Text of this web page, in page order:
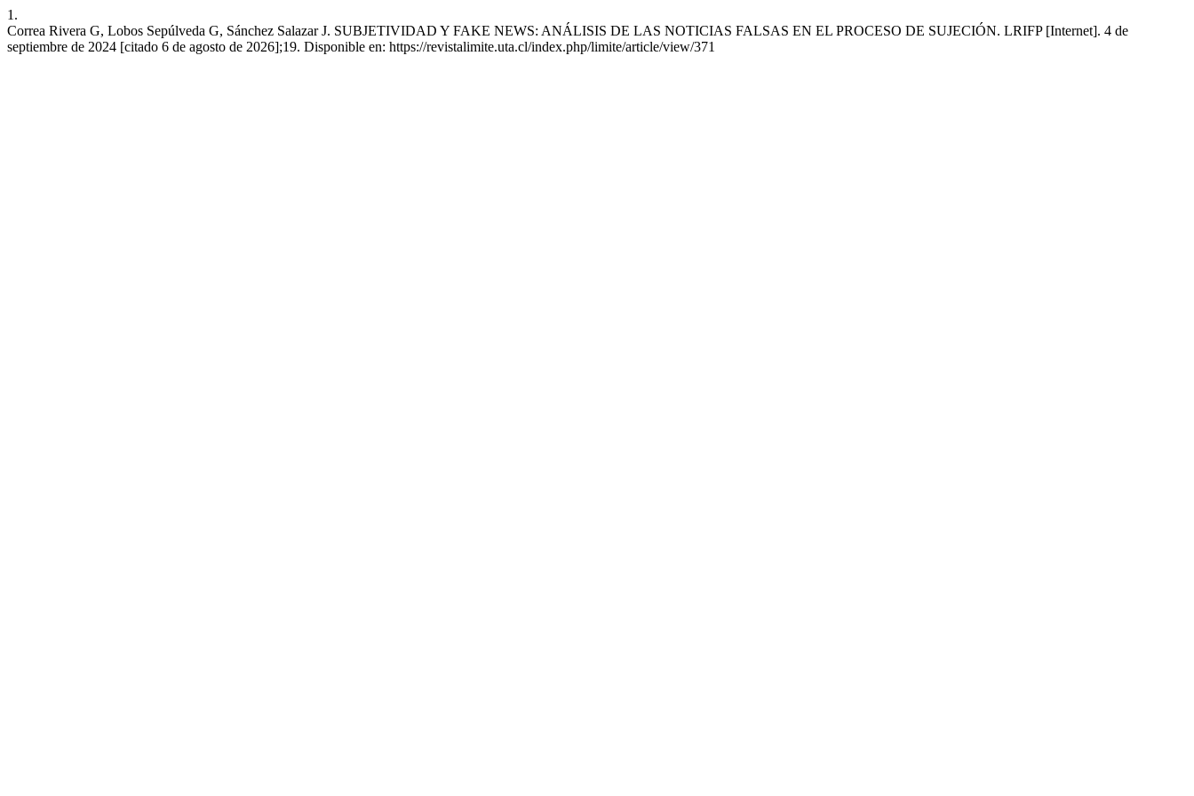
1.
Correa Rivera G, Lobos Sepúlveda G, Sánchez Salazar J. SUBJETIVIDAD Y FAKE NEWS: ANÁLISIS DE LAS NOTICIAS FALSAS EN EL PROCESO DE SUJECIÓN. LRIFP [Internet]. 4 de
septiembre de 2024 [citado 6 de agosto de 2026];19. Disponible en: https://revistalimite.uta.cl/index.php/limite/article/view/371